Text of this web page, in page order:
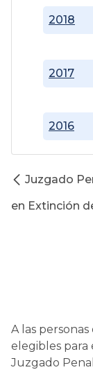
2016
2017
2018
Juzgado
en Extinción
A las
elegibles para
Juzgado